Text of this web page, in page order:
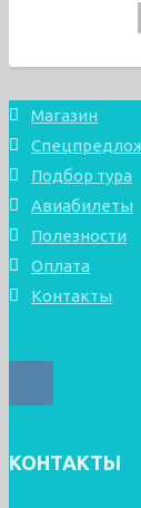
Магазин
Подбор тура
Авиабилеты
Полезности
Оплата
Контакты
КОНТАКТЫ